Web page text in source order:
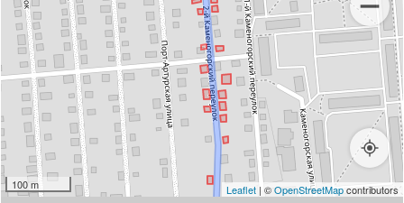
100 m Leaflet| ©OpenStreetMapcontributors